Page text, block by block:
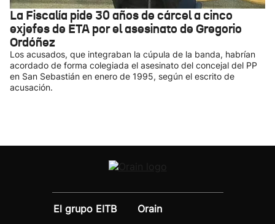
La Fiscalía pide 30 años de cárcel a cinco
exjefes de ETA por el asesinato de Gregorio
Ordóñez
Los acusados, que integraban la cúpula de la banda, habrían
acordado de forma colegiada el asesinato del concejal del PP
en San Sebastián en enero de 1995, según el escrito de
acusación.
El grupo EITB
Orain